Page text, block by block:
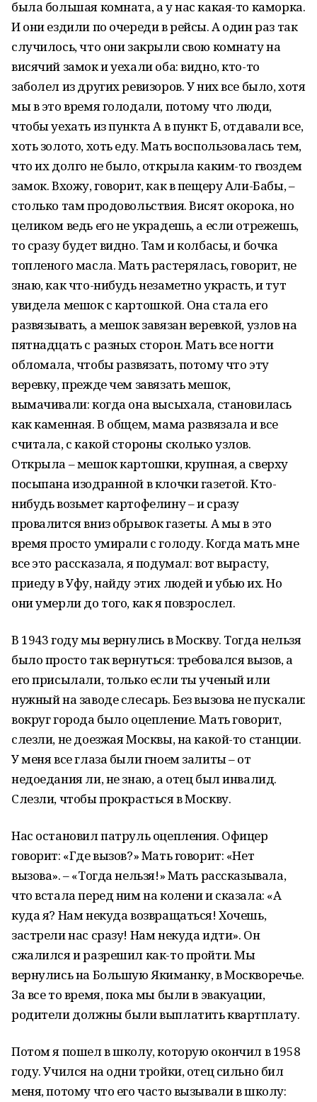
была большая комната, а у нас какая-то каморка.
И они ездили по очереди в рейсы. А один раз так
случилось, что они закрыли свою комнату на
висячий замок и уехали оба: видно, кто-то
заболел из других ревизоров. У них все было, хотя
мы в это время голодали, потому что люди,
чтобы уехать из пункта А в пункт Б, отдавали все,
хоть золото, хоть еду. Мать воспользовалась тем,
что их долго не было, открыла каким-то гвоздем
замок. Вхожу, говорит, как в пещеру Али-Бабы, –
столько там продовольствия. Висят окорока, но
целиком ведь его не украдешь, а если отрежешь,
то сразу будет видно. Там и колбасы, и бочка
топленого масла. Мать растерялась, говорит, не
знаю, как что-нибудь незаметно украсть, и тут
увидела мешок с картошкой. Она стала его
развязывать, а мешок завязан веревкой, узлов на
пятнадцать с разных сторон. Мать все ногти
обломала, чтобы развязать, потому что эту
веревку, прежде чем завязать мешок,
вымачивали: когда она высыхала, становилась
как каменная. В общем, мама развязала и все
считала, с какой стороны сколько узлов.
Открыла – мешок картошки, крупная, а сверху
посыпана изодранной в клочки газетой. Кто-
нибудь возьмет картофелину – и сразу
провалится вниз обрывок газеты. А мы в это
время просто умирали с голоду. Когда мать мне
все это рассказала, я подумал: вот вырасту,
приеду в Уфу, найду этих людей и убью их. Но
они умерли до того, как я повзрослел.
В 1943 году мы вернулись в Москву. Тогда нельзя
было просто так вернуться: требовался вызов, а
его присылали, только если ты ученый или
нужный на заводе слесарь. Без вызова не пускали:
вокруг города было оцепление. Мать говорит,
слезли, не доезжая Москвы, на какой-то станции.
У меня все глаза были гноем залиты – от
недоедания ли, не знаю, а отец был инвалид.
Слезли, чтобы прокрасться в Москву.
Нас остановил патруль оцепления. Офицер
говорит: «Где вызов?» Мать говорит: «Нет
вызова». – «Тогда нельзя!» Мать рассказывала,
что встала перед ним на колени и сказала: «А
куда я? Нам некуда возвращаться! Хочешь,
застрели нас сразу! Нам некуда идти». Он
сжалился и разрешил как-то пройти. Мы
вернулись на Большую Якиманку, в Москворечье.
За все то время, пока мы были в эвакуации,
родители должны были выплатить квартплату.
Потом я пошел в школу, которую окончил в 1958
году. Учился на одни тройки, отец сильно бил
меня, потому что его часто вызывали в школу: